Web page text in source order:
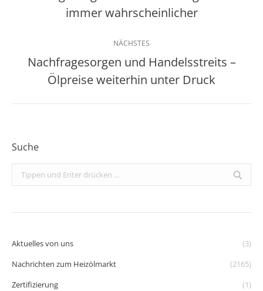
Beitrag:
immer wahrscheinlicher
NÄCHSTES
Nächster
Beitrag:
Nachfragesorgen und Handelsstreits –
Ölpreise weiterhin unter Druck
Suche
Search:
Aktuelles von uns
(3)
Nachrichten zum Heizölmarkt
(2165)
Zertifizierung
(1)